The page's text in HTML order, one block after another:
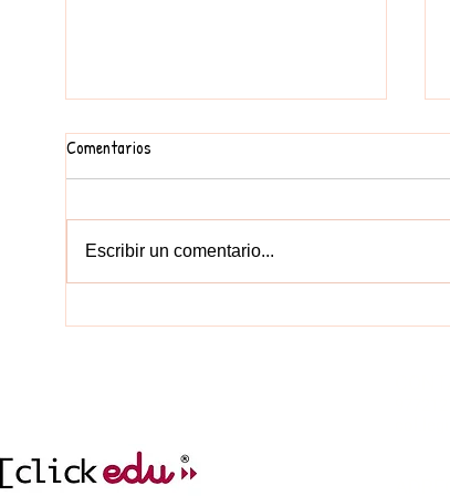
PRIMERS DIES A INFANTIL
Comentarios
Escribir un comentario...